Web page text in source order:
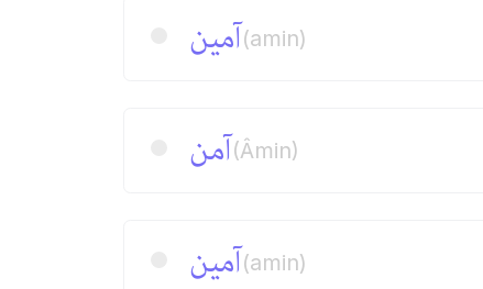
آمین(amin)
آمن(Âmin)
آمین(amin)